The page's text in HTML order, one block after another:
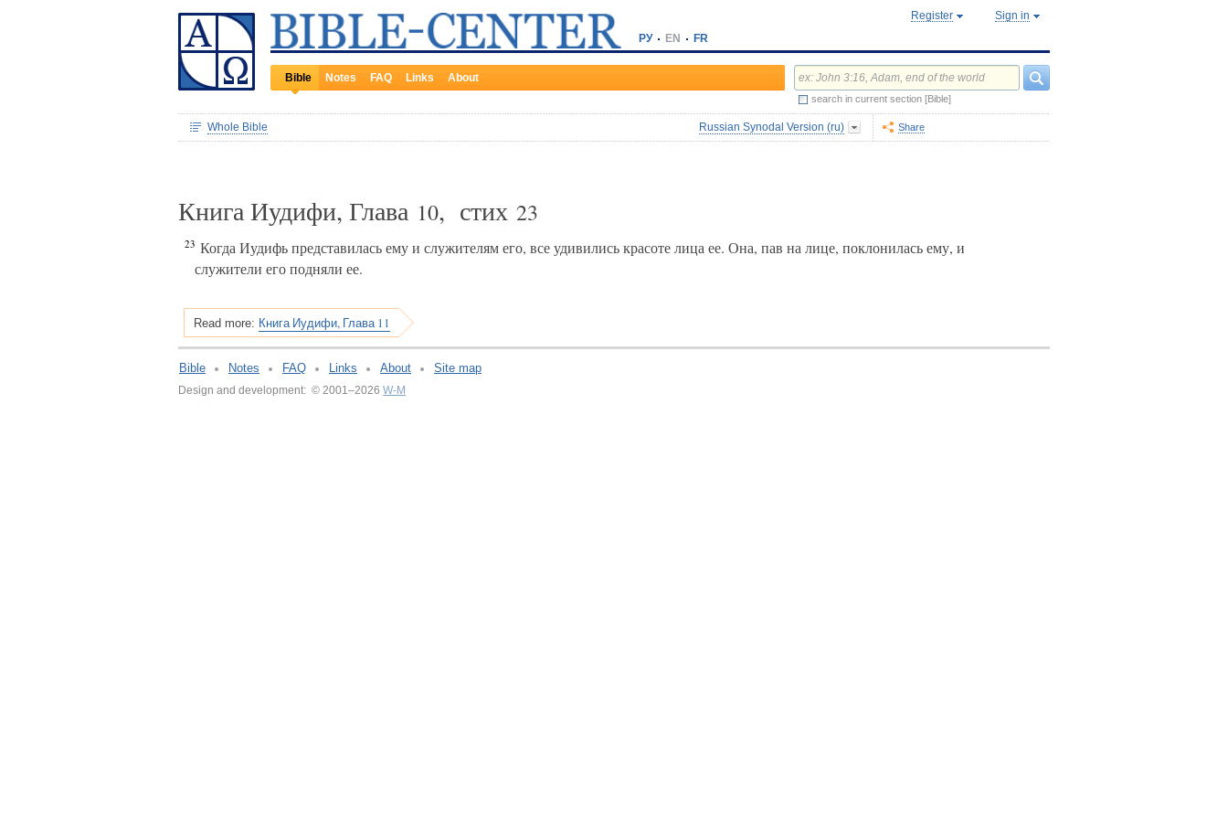
РУ EN FR
Register Sign in
Bible Notes FAQ Links About
search in current section [Bible]
Whole Bible Russian Synodal Version (ru) Share
Книга Иудифи, Глава 10, стих 23
23 Когда Иудифь представилась ему и служителям его, все удивились красоте лица ее. Она, пав на лице, поклонилась ему, и
служители его подняли ее.
Read more: Книга Иудифи, Глава 11
Bible Notes FAQ Links About Site map
Design and development: © 2001–2026 W-M